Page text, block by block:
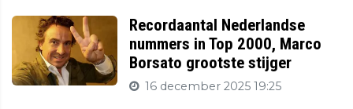
Recordaantal Nederlandse
nummers in Top 2000, Marco
Borsato grootste stijger
16 december 2025 19:25